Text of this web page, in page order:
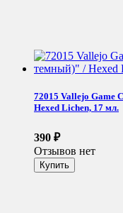
72015 Vallejo Game
Hexed Lichen, 17 мл.
390 ₽
Отзывов нет